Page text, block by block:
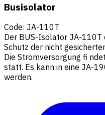
Busisolator
Code: JA-110T
Der BUS-Isolator JA-110T
Schutz der nicht
Die Stromversorgung fi
statt. Es kann in eine JA-
werden.